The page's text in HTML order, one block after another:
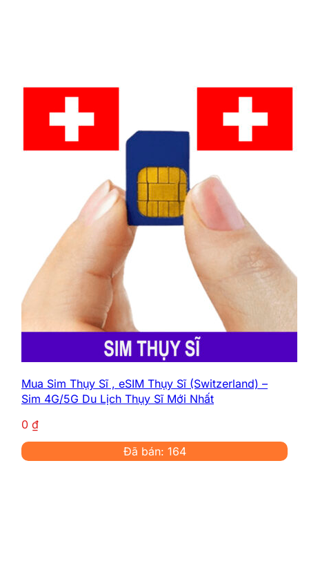
Mua Sim Thụy Sĩ , eSIM Thụy Sĩ (Switzerland) –
Sim 4G/5G Du Lịch Thụy Sĩ Mới Nhất
0 ₫
Đã bán: 164